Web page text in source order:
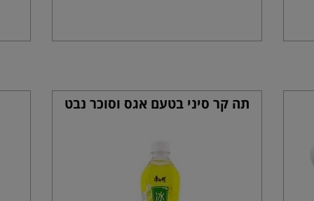
תה קר סיני בטעם אגס וסוכר נבט